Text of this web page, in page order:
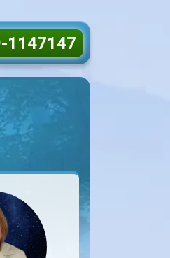
1147147